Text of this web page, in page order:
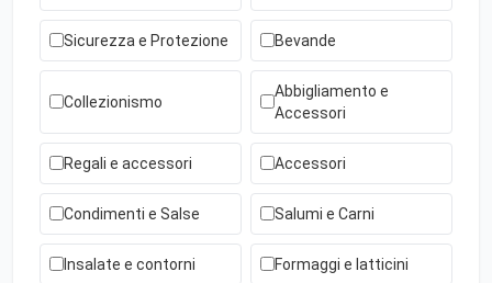
Sicurezza e Protezione Bevande
Collezionismo
Abbigliamento e
Accessori
Regali e accessori Accessori
Condimenti e Salse Salumi e Carni
Insalate e contorni Formaggi e latticini